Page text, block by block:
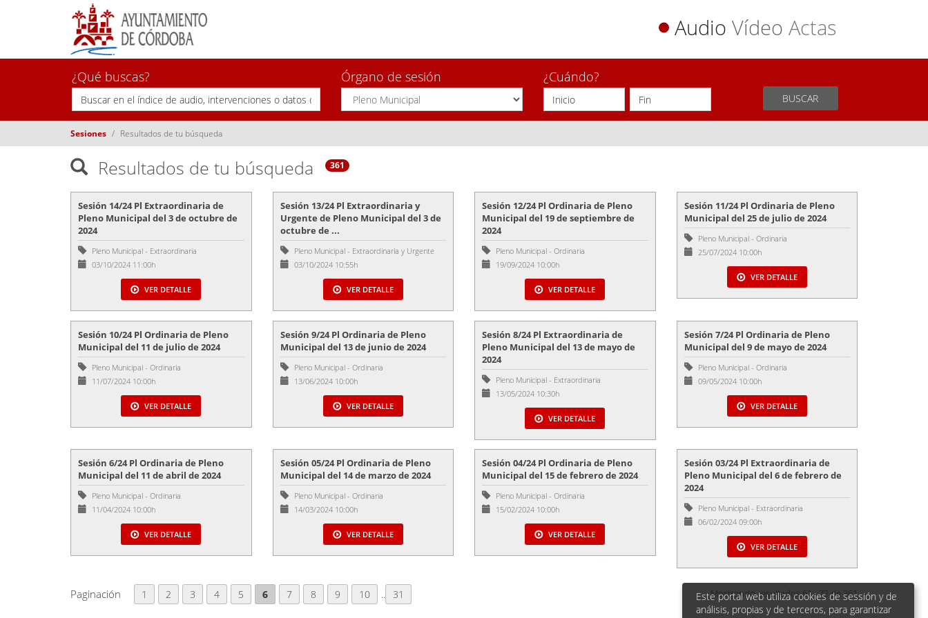
Audio Vídeo Actas
¿Qué buscas? Órgano de sesión ¿Cuándo?
BUSCAR
Sesiones Resultados de tu búsqueda
Resultados de tu búsqueda 361
Sesión 14/24 Pl Extraordinaria de
Pleno Municipal del 3 de octubre de
2024
Pleno Municipal - Extraordinaria
03/10/2024 11:00h
VER DETALLE
Sesión 13/24 Pl Extraordinaria y
Urgente de Pleno Municipal del 3 de
octubre de ...
Pleno Municipal - Extraordinaria y Urgente
03/10/2024 10:55h
VER DETALLE
Sesión 12/24 Pl Ordinaria de Pleno
Municipal del 19 de septiembre de
2024
Pleno Municipal - Ordinaria
19/09/2024 10:00h
VER DETALLE
Sesión 11/24 Pl Ordinaria de Pleno
Municipal del 25 de julio de 2024
Pleno Municipal - Ordinaria
25/07/2024 10:00h
VER DETALLE
Sesión 10/24 Pl Ordinaria de Pleno
Municipal del 11 de julio de 2024
Pleno Municipal - Ordinaria
11/07/2024 10:00h
VER DETALLE
Sesión 9/24 Pl Ordinaria de Pleno
Municipal del 13 de junio de 2024
Pleno Municipal - Ordinaria
13/06/2024 10:00h
VER DETALLE
Sesión 8/24 Pl Extraordinaria de
Pleno Municipal del 13 de mayo de
2024
Pleno Municipal - Extraordinaria
13/05/2024 10:30h
VER DETALLE
Sesión 7/24 Pl Ordinaria de Pleno
Municipal del 9 de mayo de 2024
Pleno Municipal - Ordinaria
09/05/2024 10:00h
VER DETALLE
Sesión 6/24 Pl Ordinaria de Pleno
Municipal del 11 de abril de 2024
Pleno Municipal - Ordinaria
11/04/2024 10:00h
VER DETALLE
Sesión 05/24 Pl Ordinaria de Pleno
Municipal del 14 de marzo de 2024
Pleno Municipal - Ordinaria
14/03/2024 10:00h
VER DETALLE
Sesión 04/24 Pl Ordinaria de Pleno
Municipal del 15 de febrero de 2024
Pleno Municipal - Ordinaria
15/02/2024 10:00h
VER DETALLE
Sesión 03/24 Pl Extraordinaria de
Pleno Municipal del 6 de febrero de
2024
Pleno Municipal - Extraordinaria
06/02/2024 09:00h
VER DETALLE
Paginación 1 2 3 4 5 6 7 8 9 10 .. 31 Mostrando resultados 61 - 72 de 361
Este portal web utiliza cookies de sessión y de
análisis, propias y de terceros, para garantizar